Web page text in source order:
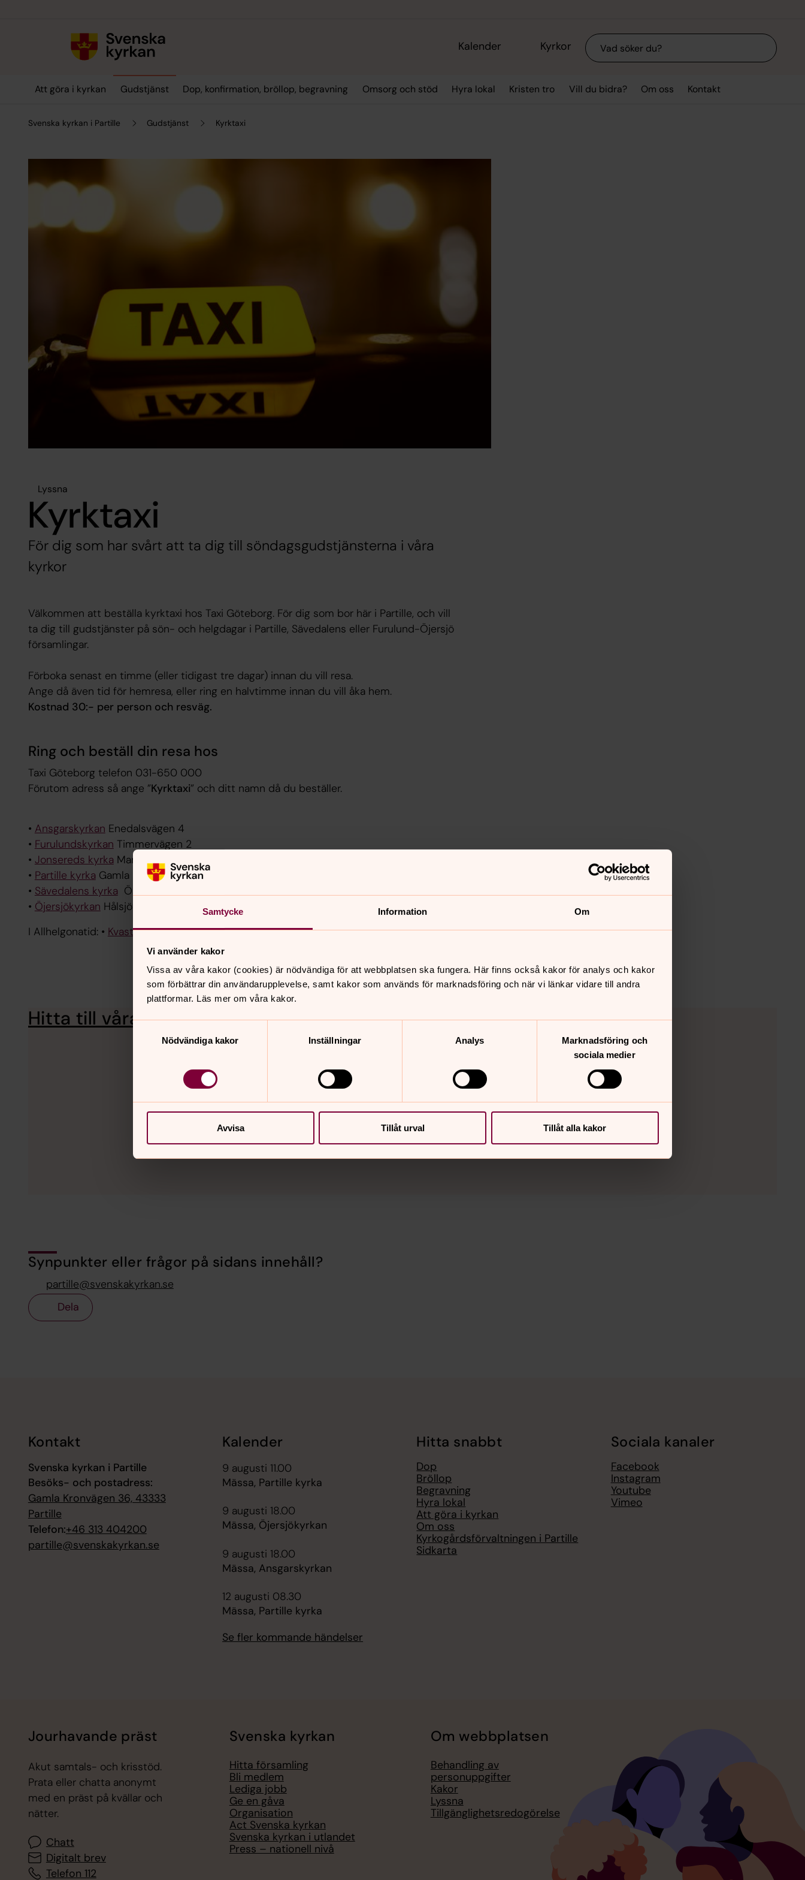
Samtycke Information Om
Vi använder kakor
Vissa av våra kakor (cookies) är nödvändiga för att webbplatsen ska fungera. Här finns också kakor för analys och kakor
som förbättrar din användarupplevelse, samt kakor som används för marknadsföring och när vi länkar vidare till andra
plattformar. Läs mer om våra kakor.
Samtyckesval
Nödvändiga kakor
Inställningar Analys
Marknadsföring och
sociala medier
Avvisa Tillåt urval Tillåt alla kakor
Kalender Kyrkor Sök
Att göra i kyrkan Gudstjänst Dop, konfirmation, bröllop, begravning Omsorg och stöd Hyra lokal Kristen tro Vill du bidra? Om oss Kontakt
Svenska kyrkan i Partille Gudstjänst Kyrktaxi
Lyssna
Kyrktaxi
För dig som har svårt att ta dig till söndagsgudstjänsterna i våra
kyrkor
Välkommen att beställa kyrktaxi hos Taxi Göteborg. För dig som bor här i Partille, och vill
ta dig till gudstjänster på sön- och helgdagar i Partille, Sävedalens eller Furulund-Öjersjö
församlingar.
Förboka senast en timme (eller tidigast tre dagar) innan du vill resa.
Ange då även tid för hemresa, eller ring en halvtimme innan du vill åka hem.
Kostnad 30:- per person och resväg.
Ring och beställ din resa hos
Taxi Göteborg telefon 031-650 000
Förutom adress så ange ”Kyrktaxi” och ditt namn då du beställer.
• Ansgarskyrkan Enedalsvägen 4
• Furulundskyrkan Timmervägen 2
• Jonsereds kyrkaManeredsvägen 3
• Partille kyrkaGamla Kronvägen 36
• Sävedalens kyrka Östra Fjällvägen 1
• Öjersjökyrkan Hålsjövägen 40
I Allhelgonatid: • Kvastekulla kapellKvastekullavägen
Hitta till våra kyrkor i Partille
Synpunkter eller frågor på sidans innehåll?
partille@svenskakyrkan.se
Dela
Kontakt
Svenska kyrkan i Partille
Besöks- och postadress:
Gamla Kronvägen 36, 43333
Partille
Telefon:+46 313 404200
partille@svenskakyrkan.se
Kalender
9 augusti 11.00
Mässa, Partille kyrka
9 augusti 18.00
Mässa, Öjersjökyrkan
9 augusti 18.00
Mässa, Ansgarskyrkan
12 augusti 08.30
Mässa, Partille kyrka
Se fler kommande händelser
Hitta snabbt
Dop
Bröllop
Begravning
Hyra lokal
Att göra i kyrkan
Om oss
Kyrkogårdsförvaltningen i Partille
Sidkarta
Sociala kanaler
Facebook
Instagram
Youtube
Vimeo
Jourhavande präst
Akut samtals- och krisstöd.
Prata eller chatta anonymt
med en präst på kvällar och
nätter.
Chatt
Digitalt brev
Telefon 112
Svenska kyrkan
Hitta församling
Bli medlem
Lediga jobb
Ge en gåva
Organisation
Act Svenska kyrkan
Svenska kyrkan i utlandet
Press – nationell nivå
Om webbplatsen
Behandling av
personuppgifter
Kakor
Lyssna
Tillgänglighetsredogörelse